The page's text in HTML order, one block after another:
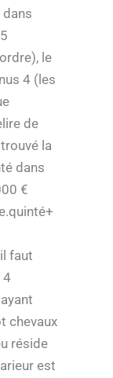
le
4 (les
de
la
dans
€
faut
4
chevaux
réside
est